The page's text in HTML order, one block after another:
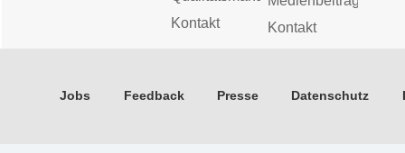
Kontakt
Kontakt
Jobs Feedback Presse Datenschutz